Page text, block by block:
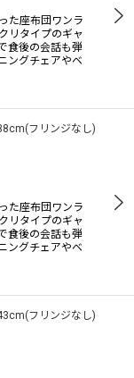
た座布団ワンラ
リタイプのギャ
食後の会話も弾
ングチェアやベ
フリンジなし)
た座布団ワンラ
リタイプのギャ
食後の会話も弾
ングチェアやベ
フリンジなし)